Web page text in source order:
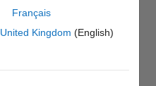
Français
United Kingdom (English)